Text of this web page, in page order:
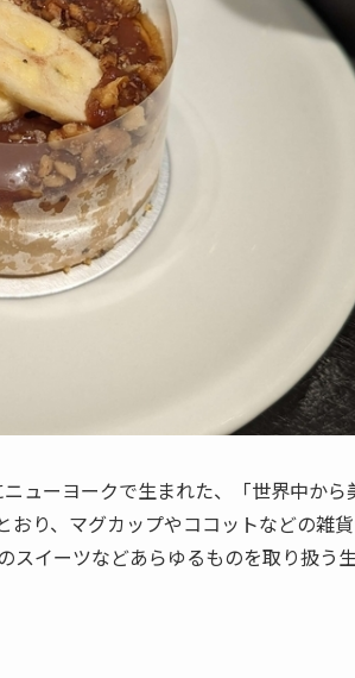
ューヨークで生まれた、「世界中から
り、マグカップやココットなどの雑
スイーツなどあらゆるものを取り扱う